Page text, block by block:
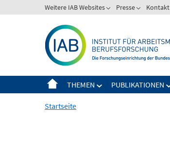
zum
Weitere IAB Websites Presse Kontakt
THEMEN PUBLIKATIONEN
Startseite